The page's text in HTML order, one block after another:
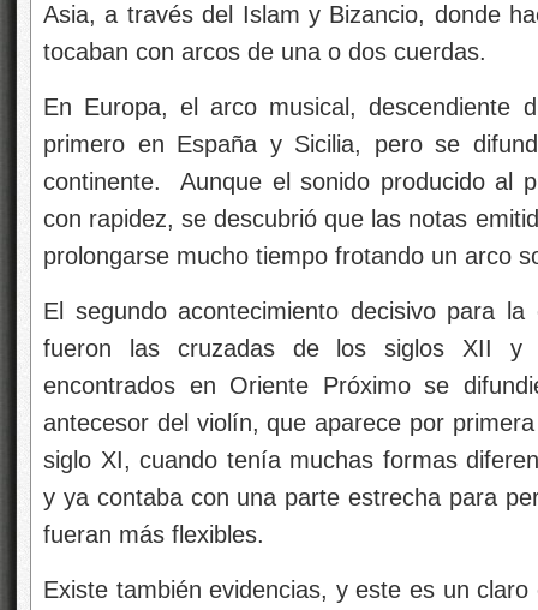
Asia, a través del Islam y Bizancio, donde
tocaban con arcos de una o dos cuerdas.
En Europa, el arco musical, descendiente
primero en España y Sicilia, pero se
continente. Aunque el sonido producido al
con rapidez, se descubrió que las notas
prolongarse mucho tiempo frotando un arco
El segundo acontecimiento decisivo para
fueron las cruzadas de los siglos XII y
encontrados en Oriente Próximo se
antecesor del violín, que aparece por
siglo XI, cuando tenía muchas formas
y ya contaba con una parte estrecha para
fueran más flexibles.
Existe también evidencias, y este es un